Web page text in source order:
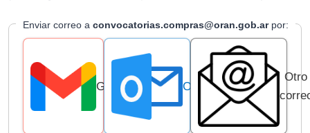
Enviar correo a convocatorias.compras@oran.gob.arpor:
Gmail Outlook
Otro